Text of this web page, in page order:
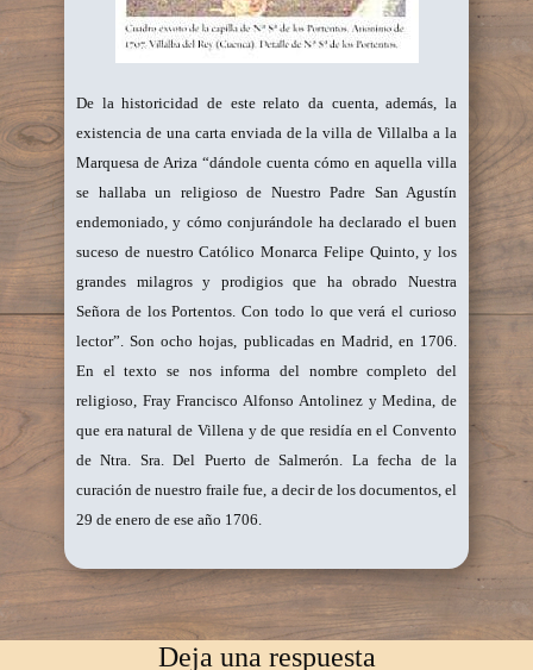
De la historicidad de este relato da cuenta, además, la
existencia de una carta enviada de la villa de Villalba a la
Marquesa de Ariza “dándole cuenta cómo en aquella villa
se hallaba un religioso de Nuestro Padre San Agustín
endemoniado, y cómo conjurándole ha declarado el buen
suceso de nuestro Católico Monarca Felipe Quinto, y los
grandes milagros y prodigios que ha obrado Nuestra
Señora de los Portentos. Con todo lo que verá el curioso
lector”. Son ocho hojas, publicadas en Madrid, en 1706.
En el texto se nos informa del nombre completo del
religioso, Fray Francisco Alfonso Antolinez y Medina, de
que era natural de Villena y de que residía en el Convento
de Ntra. Sra. Del Puerto de Salmerón. La fecha de la
curación de nuestro fraile fue, a decir de los documentos, el
29 de enero de ese año 1706.
Deja una respuesta